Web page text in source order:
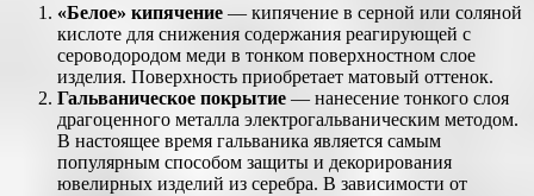
«Белое» кипячение — кипячение в серной или соляной
кислоте для снижения содержания реагирующей с
сероводородом меди в тонком поверхностном слое
изделия. Поверхность приобретает матовый оттенок.
Гальваническое покрытие — нанесение тонкого слоя
драгоценного металла электрогальваническим методом.
В настоящее время гальваника является самым
популярным способом защиты и декорирования
ювелирных изделий из серебра. В зависимости от